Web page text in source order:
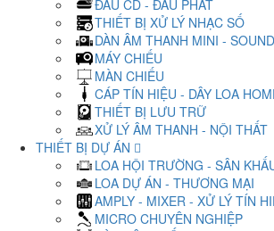
ĐẦU CD - ĐẦU PHÁT
THIẾT BỊ XỬ LÝ NHẠC SỐ
DÀN ÂM THANH MINI -
MÁY CHIẾU
MÀN CHIẾU
CÁP TÍN HIỆU - DÂY LOA
THIẾT BỊ LƯU TRỮ
XỬ LÝ ÂM THANH - NỘI THẤT
THIẾT BỊ DỰ ÁN
LOA HỘI TRƯỜNG - SÂN
LOA DỰ ÁN - THƯƠNG MẠI
AMPLY - MIXER - XỬ LÝ TÍN
MICRO CHUYÊN NGHIỆP